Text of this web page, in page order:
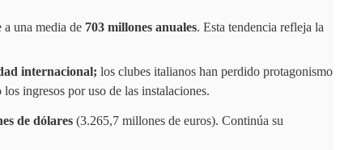
una media de 703 millones anuales. Esta tendencia refleja la
internacional; los clubes italianos han perdido protagonismo
ingresos por uso de las instalaciones.
de dólares (3.265,7 millones de euros). Continúa su